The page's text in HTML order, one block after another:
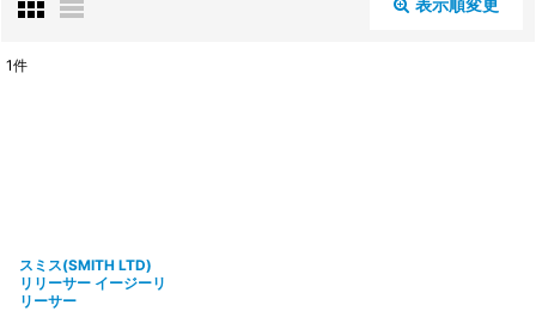
1件
スミス(SMITH LTD)
リリーサー イージーリ
リーサー